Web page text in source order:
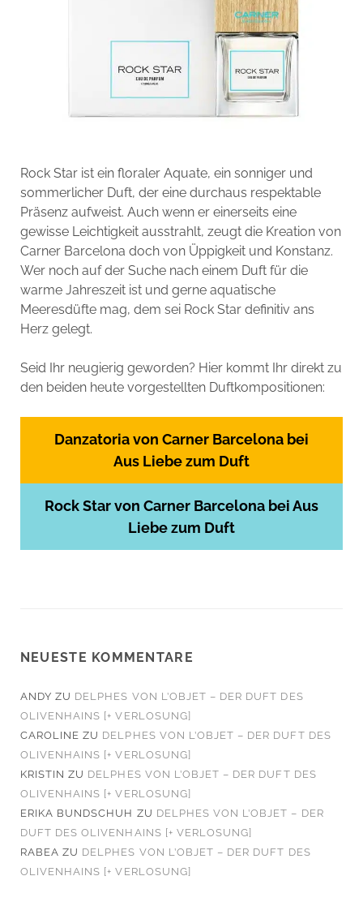
Rock Star ist ein floraler Aquate, ein sonniger und
sommerlicher Duft, der eine durchaus respektable
Präsenz aufweist. Auch wenn er einerseits eine
gewisse Leichtigkeit ausstrahlt, zeugt die Kreation von
Carner Barcelona doch von Üppigkeit und Konstanz.
Wer noch auf der Suche nach einem Duft für die
warme Jahreszeit ist und gerne aquatische
Meeresdüfte mag, dem sei Rock Star definitiv ans
Herz gelegt.
Seid Ihr neugierig geworden? Hier kommt Ihr direkt zu
den beiden heute vorgestellten Duftkompositionen:
Danzatoria von Carner Barcelona bei
Aus Liebe zum Duft
Rock Star von Carner Barcelona bei Aus
Liebe zum Duft
NEUESTE KOMMENTARE
ANDY ZU DELPHES VON L’OBJET – DER DUFT DES
OLIVENHAINS [+ VERLOSUNG]
CAROLINE ZU DELPHES VON L’OBJET – DER DUFT DES
OLIVENHAINS [+ VERLOSUNG]
KRISTIN ZU DELPHES VON L’OBJET – DER DUFT DES
OLIVENHAINS [+ VERLOSUNG]
ERIKA BUNDSCHUH ZU DELPHES VON L’OBJET – DER
DUFT DES OLIVENHAINS [+ VERLOSUNG]
RABEA ZU DELPHES VON L’OBJET – DER DUFT DES
OLIVENHAINS [+ VERLOSUNG]